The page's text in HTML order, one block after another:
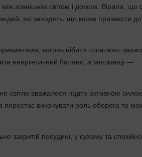
зовнішнім світом і домом. Вірили, що
які заходять, що може призвести до
вогонь нібито «спалює»
енергетичний баланс, а мешканці —
світло вважалося надто активною
перестає виконувати роль оберега та
закритій посудині, у сухому та